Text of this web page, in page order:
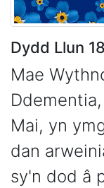
Dydd Llun
Mae
Mai, yn
dan
sy'n dod â